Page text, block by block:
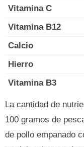
Vitamina C
Vitamina B12
Calcio
Hierro
Vitamina B3
La cantidad de
100 gramos de
de pollo empanado